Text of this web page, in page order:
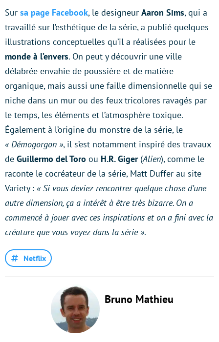
Sur sa page Facebook, le designeur Aaron Sims, qui a
travaillé sur l’esthétique de la série, a publié quelques
illustrations conceptuelles qu’il a réalisées pour le
monde à l’envers. On peut y découvrir une ville
délabrée envahie de poussière et de matière
organique, mais aussi une faille dimensionnelle qui se
niche dans un mur ou des feux tricolores ravagés par
le temps, les éléments et l’atmosphère toxique.
Également à l’origine du monstre de la série, le
« Démogorgon », il s’est notamment inspiré des travaux
de Guillermo del Toro ou H.R. Giger(Alien), comme le
raconte le cocréateur de la série, Matt Duffer au site
Variety : « Si vous deviez rencontrer quelque chose d’une
autre dimension, ça a intérêt à être très bizarre. On a
commencé à jouer avec ces inspirations et on a fini avec la
créature que vous voyez dans la série ».
Netflix
Bruno Mathieu